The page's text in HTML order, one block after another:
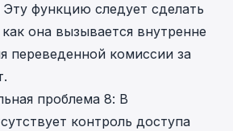
Эту функцию следует сделать
она вызывается внутренне
переведенной комиссии за
проблема 8: В
контроль доступа